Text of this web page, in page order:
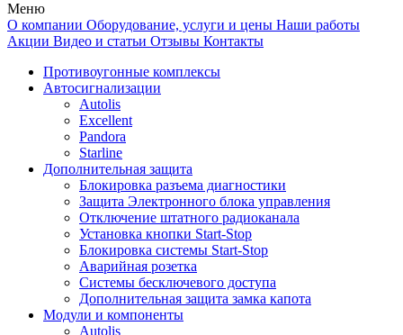
Меню
О компании Оборудование, услуги и цены Наши работы
Акции Видео и статьи Отзывы Контакты
Противоугонные комплексы
Автосигнализации
Autolis
Excellent
Pandora
Starline
Дополнительная защита
Блокировка разъема диагностики
Защита Электронного блока управления
Отключение штатного радиоканала
Установка кнопки Start-Stop
Блокировка системы Start-Stop
Аварийная розетка
Системы бесключевого доступа
Дополнительная защита замка капота
Модули и компоненты
Autolis